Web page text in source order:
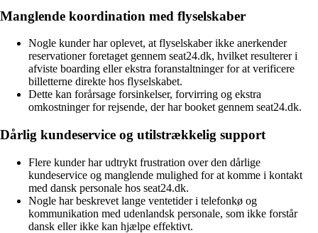
Manglende koordination med flyselskaber
Nogle kunder har oplevet, at flyselskaber ikke anerkender
reservationer foretaget gennem seat24.dk, hvilket resulterer i
afviste boarding eller ekstra foranstaltninger for at verificere
billetterne direkte hos flyselskabet.
Dette kan forårsage forsinkelser, forvirring og ekstra
omkostninger for rejsende, der har booket gennem seat24.dk.
Dårlig kundeservice og utilstrækkelig support
Flere kunder har udtrykt frustration over den dårlige
kundeservice og manglende mulighed for at komme i kontakt
med dansk personale hos seat24.dk.
Nogle har beskrevet lange ventetider i telefonkø og
kommunikation med udenlandsk personale, som ikke forstår
dansk eller ikke kan hjælpe effektivt.